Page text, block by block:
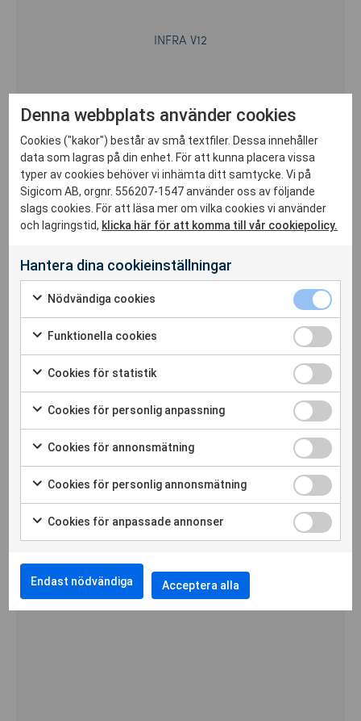
INFRA V12
Triaxiell Geofon
Kabelbunden
INFRA V10
Vertikal Geofon
Denna webbplats använder cookies
Cookies ("kakor") består av små textfiler. Dessa innehåller
data som lagras på din enhet. För att kunna placera vissa
typer av cookies behöver vi inhämta ditt samtycke. Vi på
Sigicom AB, orgnr. 556207-1547 använder oss av följande
slags cookies. För att läsa mer om vilka cookies vi använder
och lagringstid, klicka här för att komma till vår cookiepolicy.
Hantera dina cookieinställningar
Nödvändiga cookies
Funktionella cookies
Cookies för statistik
Cookies för personlig anpassning
Cookies för annonsmätning
Cookies för personlig annonsmätning
Cookies för anpassade annonser
Endast nödvändiga Acceptera alla